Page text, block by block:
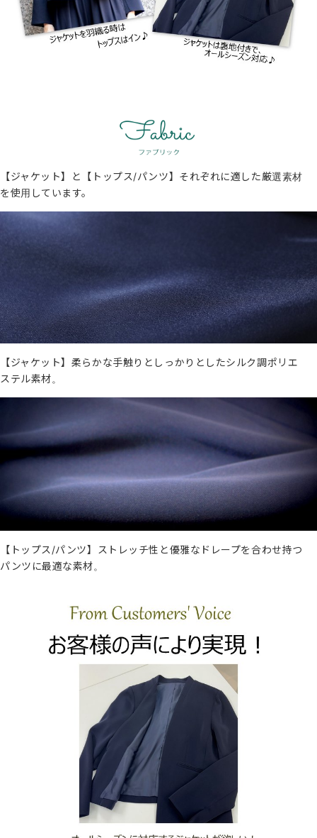
【ジャケット】と【トップス/パンツ】それぞれに適した厳選素材
を使用しています。
【ジャケット】柔らかな手触りとしっかりとしたシルク調ポリエ
ステル素材。
【トップス/パンツ】ストレッチ性と優雅なドレープを合わせ持つ
パンツに最適な素材。